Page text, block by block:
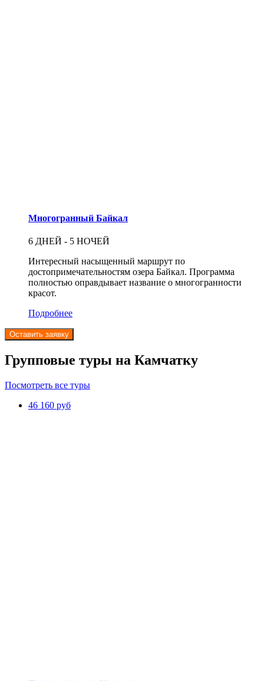
Многогранный Байкал
6 ДНЕЙ - 5 НОЧЕЙ
Интересный насыщенный маршрут по
достопримечательностям озера Байкал. Программа
полностью оправдывает название о многогранности
красот.
Подробнее
Оставить заявку
Групповые туры на Камчатку
Посмотреть все туры
46 160 руб